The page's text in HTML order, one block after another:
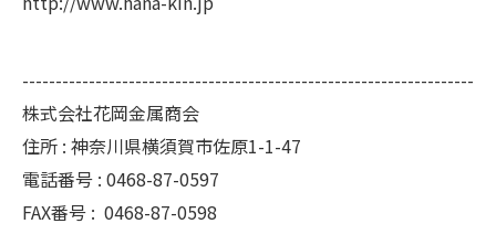
--------------------------------------------------------------------
株式会社花岡金属商会
住所 : 神奈川県横須賀市佐原1-1-47
電話番号 : 0468-87-0597
FAX番号 : 0468-87-0598